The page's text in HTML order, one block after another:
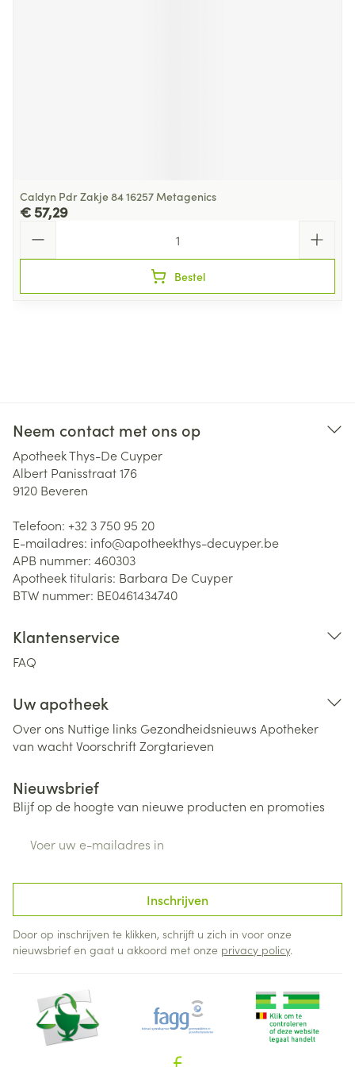
Caldyn Pdr Zakje 84 16257 Metagenics
€ 57,29
Bestel
Neem contact met ons op
Apotheek Thys-De Cuyper
Albert Panisstraat 176
9120 Beveren
Telefoon: +32 3 750 95 20
E-mailadres: info@apotheekthys-decuyper.be
APB nummer: 460303
Apotheek titularis: Barbara De Cuyper
BTW nummer: BE0461434740
Klantenservice
FAQ
Uw apotheek
Over ons Nuttige links Gezondheidsnieuws Apotheker
van wachtVoorschriftZorgtarieven
Nieuwsbrief
Blijf op de hoogte van nieuwe producten en promoties
Inschrijven
Door op inschrijven te klikken, schrijft u zich in voor onze
nieuwsbrief en gaat u akkoord met onze privacy policy.